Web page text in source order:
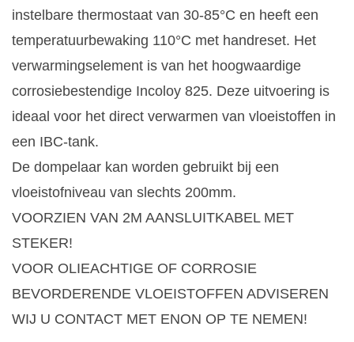
instelbare thermostaat van 30-85°C en heeft een
temperatuurbewaking 110°C met handreset. Het
verwarmingselement is van het hoogwaardige
corrosiebestendige Incoloy 825. Deze uitvoering is
ideaal voor het direct verwarmen van vloeistoffen in
een IBC-tank.
De dompelaar kan worden gebruikt bij een
vloeistofniveau van slechts 200mm.
VOORZIEN VAN 2M AANSLUITKABEL MET
STEKER!
VOOR OLIEACHTIGE OF CORROSIE
BEVORDERENDE VLOEISTOFFEN ADVISEREN
WIJ U CONTACT MET ENON OP TE NEMEN!